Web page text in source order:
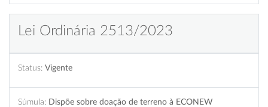
Lei Ordinária 2513/2023
Status: Vigente
Súmula: Dispõe sobre doação de terreno à ECONEW